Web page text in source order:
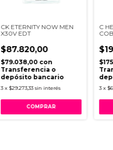
CK ETERNITY NOW MEN
X30V EDT
$87.820,00
$79.038,00 con
Transferencia o
depósito bancario
3 x $29.273,33 sin interés
C
3 x